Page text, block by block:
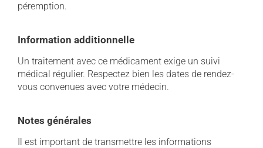
péremption.
Information additionnelle
Un traitement avec ce médicament exige un suivi
médical régulier. Respectez bien les dates de rendez-
vous convenues avec votre médecin.
Notes générales
Il est important de transmettre les informations